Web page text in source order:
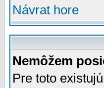
Návrat hore
Nemôžem
Pre toto